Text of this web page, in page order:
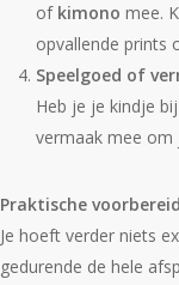
of kimono mee.
opvallende prints
Speelgoed of
Heb je je kindje
vermaak mee om
Praktische
Je hoeft verder niets
gedurende de hele